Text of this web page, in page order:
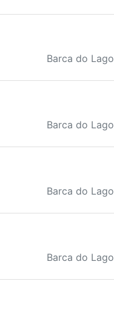
Barca do Lago
Barca do Lago
Barca do Lago
Barca do Lago